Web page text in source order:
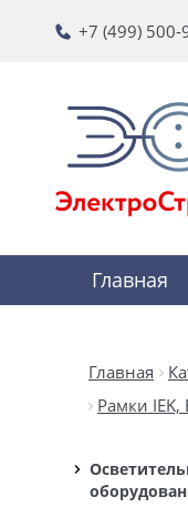
+7 (499) 500-
Главная
Главная
Рамки IEK,